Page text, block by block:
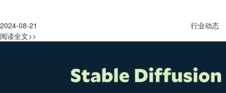
2024-08-21
行业动态
阅读全文>>